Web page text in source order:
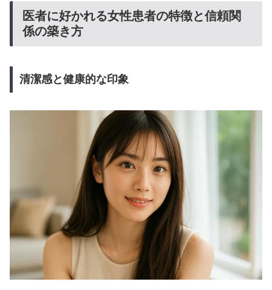
医者に好かれる女性患者の特徴と信頼関
係の築き方
清潔感と健康的な印象